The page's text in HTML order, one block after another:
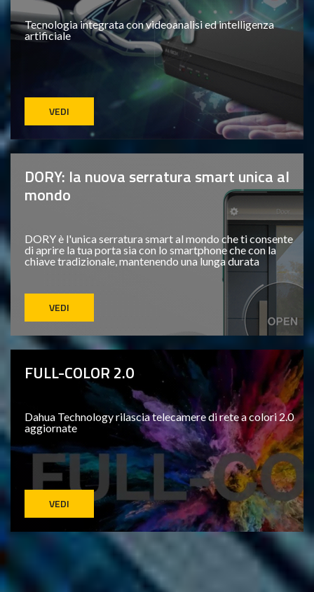
Tecnologia integrata con videoanalisi ed intelligenza
artificiale
VEDI
DORY: la nuova serratura smart unica al
mondo
DORY è l'unica serratura smart al mondo che ti consente
di aprire la tua porta sia con lo smartphone che con la
chiave tradizionale, mantenendo una lunga durata
VEDI
FULL-COLOR 2.0
Dahua Technology rilascia telecamere di rete a colori 2.0
aggiornate
VEDI